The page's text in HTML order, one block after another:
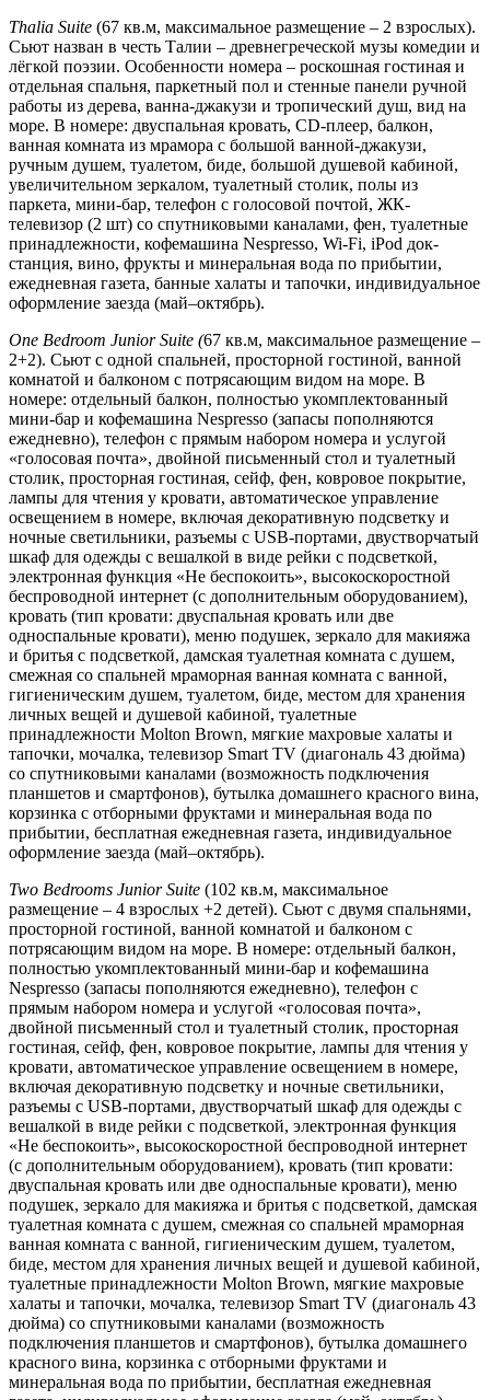
Thalia Suite (67 кв.м, максимальное размещение – 2 взрослых).
Сьют назван в честь Талии – древнегреческой музы комедии и
лёгкой поэзии. Особенности номера – роскошная гостиная и
отдельная спальня, паркетный пол и стенные панели ручной
работы из дерева, ванна-джакузи и тропический душ, вид на
море. В номере: двуспальная кровать, CD-плеер, балкон,
ванная комната из мрамора с большой ванной-джакузи,
ручным душем, туалетом, биде, большой душевой кабиной,
увеличительном зеркалом, туалетный столик, полы из
паркета, мини-бар, телефон с голосовой почтой, ЖК-
телевизор (2 шт) со спутниковыми каналами, фен, туалетные
принадлежности, кофемашина Nespresso, Wi-Fi, iPod док-
станция, вино, фрукты и минеральная вода по прибытии,
ежедневная газета, банные халаты и тапочки, индивидуальное
оформление заезда (май–октябрь).
One Bedroom JuniorSuite (67 кв.м, максимальное размещение –
2+2). Сьют с одной спальней, просторной гостиной, ванной
комнатой и балконом с потрясающим видом на море. В
номере: отдельный балкон, полностью укомплектованный
мини-бар и кофемашина Nespresso (запасы пополняются
ежедневно), телефон с прямым набором номера и услугой
«голосовая почта», двойной письменный стол и туалетный
столик, просторная гостиная, сейф, фен, ковровое покрытие,
лампы для чтения у кровати, автоматическое управление
освещением в номере, включая декоративную подсветку и
ночные светильники, разъемы с USB-портами, двустворчатый
шкаф для одежды с вешалкой в виде рейки с подсветкой,
электронная функция «Не беспокоить», высокоскоростной
беспроводной интернет (с дополнительным оборудованием),
кровать (тип кровати: двуспальная кровать или две
односпальные кровати), меню подушек, зеркало для макияжа
и бритья с подсветкой, дамская туалетная комната с душем,
смежная со спальней мраморная ванная комната с ванной,
гигиеническим душем, туалетом, биде, местом для хранения
личных вещей и душевой кабиной, туалетные
принадлежности Molton Brown, мягкие махровые халаты и
тапочки, мочалка, телевизор Smart TV (диагональ 43 дюйма)
со спутниковыми каналами (возможность подключения
планшетов и смартфонов), бутылка домашнего красного вина,
корзинка с отборными фруктами и минеральная вода по
прибытии, бесплатная ежедневная газета, индивидуальное
оформление заезда (май–октябрь).
Two Bedrooms JuniorSuite (102 кв.м, максимальное
размещение – 4 взрослых +2 детей). Сьют с двумя спальнями,
просторной гостиной, ванной комнатой и балконом с
потрясающим видом на море. В номере: отдельный балкон,
полностью укомплектованный мини-бар и кофемашина
Nespresso (запасы пополняются ежедневно), телефон с
прямым набором номера и услугой «голосовая почта»,
двойной письменный стол и туалетный столик, просторная
гостиная, сейф, фен, ковровое покрытие, лампы для чтения у
кровати, автоматическое управление освещением в номере,
включая декоративную подсветку и ночные светильники,
разъемы с USB-портами, двустворчатый шкаф для одежды с
вешалкой в виде рейки с подсветкой, электронная функция
«Не беспокоить», высокоскоростной беспроводной интернет
(с дополнительным оборудованием), кровать (тип кровати:
двуспальная кровать или две односпальные кровати), меню
подушек, зеркало для макияжа и бритья с подсветкой, дамская
туалетная комната с душем, смежная со спальней мраморная
ванная комната с ванной, гигиеническим душем, туалетом,
биде, местом для хранения личных вещей и душевой кабиной,
туалетные принадлежности Molton Brown, мягкие махровые
халаты и тапочки, мочалка, телевизор Smart TV (диагональ 43
дюйма) со спутниковыми каналами (возможность
подключения планшетов и смартфонов), бутылка домашнего
красного вина, корзинка с отборными фруктами и
минеральная вода по прибытии, бесплатная ежедневная